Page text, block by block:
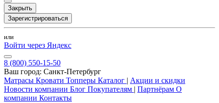
Закрыть
Зарегистрироваться
или
Войти через Яндекс
8 (800) 550-15-50
Ваш город: Санкт-Петербург
Матрасы Кровати Топперы Каталог | Акции и скидки
Новости компании Блог Покупателям | Партнёрам О
компании Контакты